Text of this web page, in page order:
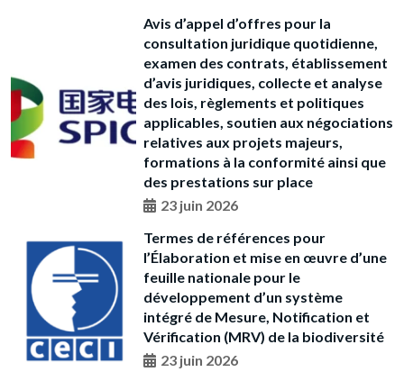
Avis d’appel d’offres pour la
consultation juridique quotidienne,
examen des contrats, établissement
d’avis juridiques, collecte et analyse
des lois, règlements et politiques
applicables, soutien aux négociations
relatives aux projets majeurs,
formations à la conformité ainsi que
des prestations sur place
23 juin 2026
Termes de références pour
l’Élaboration et mise en œuvre d’une
feuille nationale pour le
développement d’un système
intégré de Mesure, Notification et
Vérification (MRV) de la biodiversité
23 juin 2026